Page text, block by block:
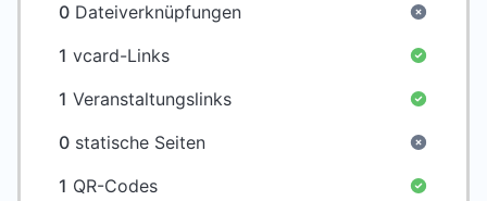
0 Dateiverknüpfungen
1 vcard-Links
1 Veranstaltungslinks
0 statische Seiten
1 QR-Codes